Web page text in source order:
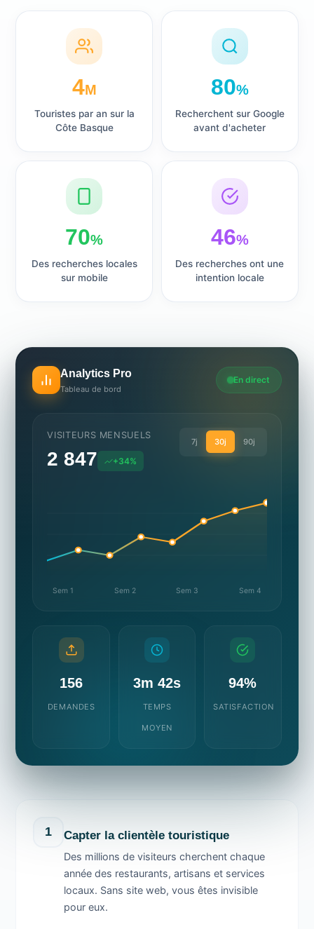
4M
Touristes par an sur la
Côte Basque
80%
Recherchent sur Google
avant d'acheter
70%
Des recherches locales
sur mobile
46%
Des recherches ont une
intention locale
1 Capter la clientèle touristique
Des millions de visiteurs cherchent chaque
année des restaurants, artisans et services
locaux. Sans site web, vous êtes invisible
pour eux.
Analytics Pro
Tableau de bord
En direct
VISITEURS MENSUELS
2 847 +34%
7j 30j 90j
Sem 1 Sem 2 Sem 3 Sem 4
156
DEMANDES
3m 42s
TEMPS
MOYEN
94%
SATISFACTION